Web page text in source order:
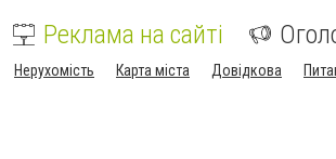
Реклама на сайті
Нерухомість Карта міста Довідкова